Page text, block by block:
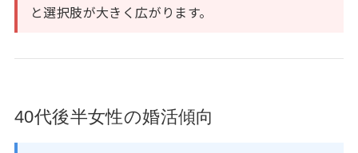
と選択肢が大きく広がります。
40代後半女性の婚活傾向